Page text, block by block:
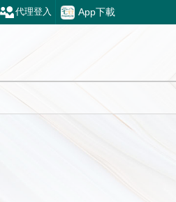
App下載
代理登入